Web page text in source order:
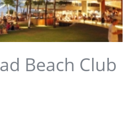
Beach Club